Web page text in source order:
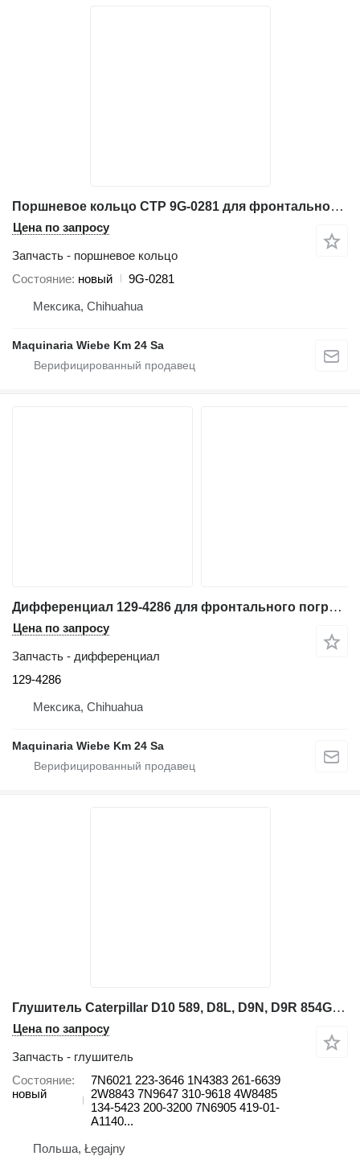
Поршневое кольцо CTP 9G-0281 для фронтального погрузчика Caterpillar 966G
Цена по запросу
Запчасть - поршневое кольцо
Состояние новый
9G-0281
Мексика, Chihuahua
Maquinaria Wiebe Km 24 Sa
Дифференциал 129-4286 для фронтального погрузчика Caterpillar 966G
Цена по запросу
Запчасть - дифференциал
129-4286
Мексика, Chihuahua
Maquinaria Wiebe Km 24 Sa
Глушитель Caterpillar D10 589, D8L, D9N, D9R 854G, 992G D10T D10T 966G II, 972G II D8L 7N6021 для погрузчика гусеничного
Цена по запросу
Запчасть - глушитель
Состояние
новый
7N6021 223-3646 1N4383 261-6639
2W8843 7N9647 310-9618 4W8485
134-5423 200-3200 7N6905 419-01-
A1140...
Польша, Łęgajny